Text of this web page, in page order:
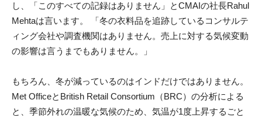
し、「このすべての記録はありません」とCMAIの社長Rahul
Mehtaは言います。 「冬の衣料品を追跡しているコンサルテ
ィング会社や調査機関はありません。売上に対する気候変動
の影響は言うまでもありません。」
もちろん、冬が減っているのはインドだけではありません。
Met OfficeとBritish Retail Consortium（BRC）の分析による
と、季節外れの温暖な気候のため、気温が1度上昇するごと